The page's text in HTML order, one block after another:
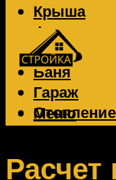
Крыша
Фасад
Забор
Баня
Гараж
Отопление
Меню
Расчет